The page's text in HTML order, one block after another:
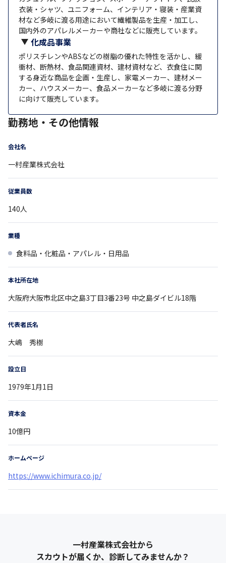
衣装・シャツ、ユニフォーム、インテリア・寝装・産業資
材など多岐に渡る用途において繊維製品を生産・加工し、
国内外のアパレルメーカーや商社などに販売しています。
化成品事業
ポリスチレンやABSなどの樹脂の優れた特性を活かし、緩
衝材、断熱材、食品関連資材、建材資材など、衣食住に関
する身近な商品を企画・生産し、家電メーカー、建材メー
カー、ハウスメーカー、食品メーカーなど多岐に渡る分野
に向けて販売しています。
勤務地・その他情報
会社名
一村産業株式会社
従業員数
140人
業種
食料品・化粧品・アパレル・日用品
本社所在地
大阪府大阪市北区中之島3丁目3番23号 中之島ダイビル18階
代表者氏名
大嶋 秀樹
設立日
1979年1月1日
資本金
10億円
ホームページ
https://www.ichimura.co.jp/
一村産業株式会社から
スカウトが届くか、診断してみませんか？